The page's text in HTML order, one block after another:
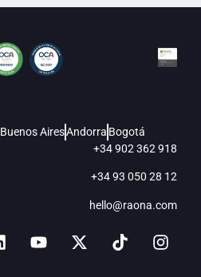
Buenos AiresAndorra Bogotá
+34 902 362 918
+34 93 050 28 12
hello@raona.com